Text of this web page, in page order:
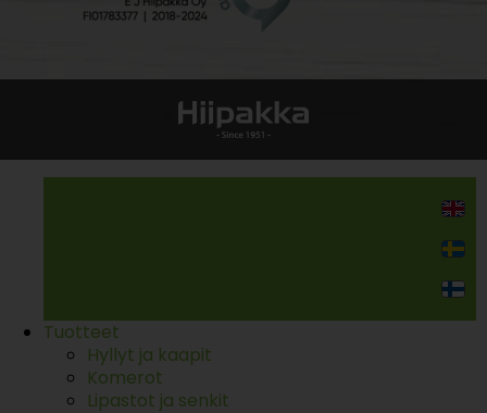
Tuotteet
Hyllyt ja kaapit
Komerot
Lipastot ja senkit